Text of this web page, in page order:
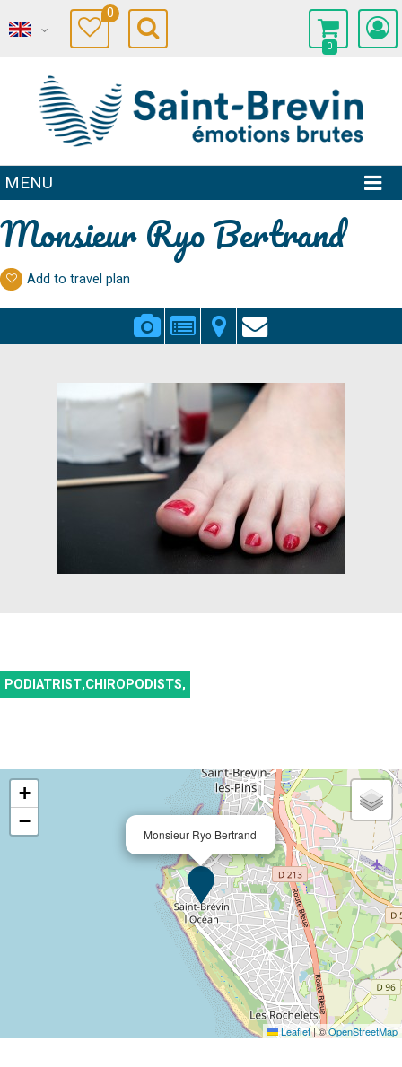
0
0
MENU
Monsieur Ryo Bertrand
Add to travel plan
PODIATRIST,CHIROPODISTS,
Monsieur Ryo Bertrand
+
−
Leaflet |©OpenStreetMap